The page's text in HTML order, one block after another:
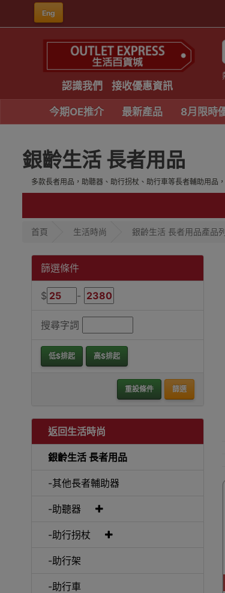
Eng
認識我們 接收優惠資訊
今期OE推介 最新產品 8月限時
銀齡生活 長者用品
多款長者用品，助聽器、助行拐杖、助行車等長者輔助用品
首頁 生活時尚 銀齡生活 長者用品產品
篩選條件
$ -
搜尋字詞
低$排起 高$排起
重設條件 篩選
返回生活時尚
銀齡生活 長者用品
-其他長者輔助器
-助聽器
-助行拐杖
-助行架
-助行車